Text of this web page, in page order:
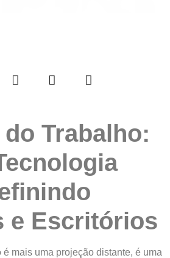
Trabalho:
e Escritórios
mais uma projeção distante, é uma